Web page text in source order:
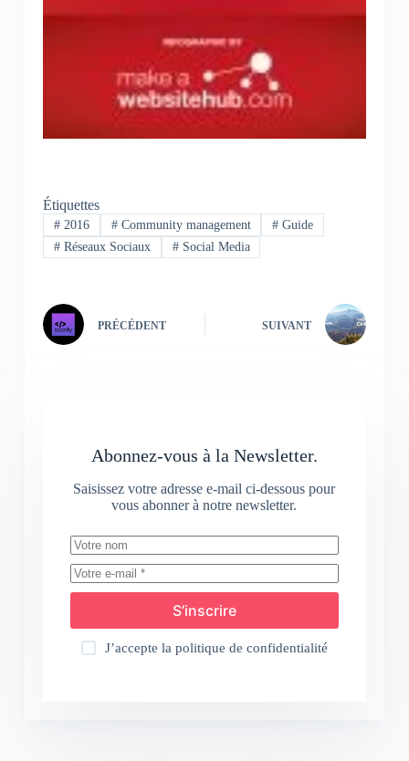
Étiquettes
#2016 #Community management # Guide
#Réseaux Sociaux #Social Media
PRÉCÉDENT SUIVANT
Abonnez-vous à la Newsletter.
Saisissez votre adresse e-mail ci-dessous pour
vous abonner à notre newsletter.
S’inscrire
J’accepte la politique de confidentialité